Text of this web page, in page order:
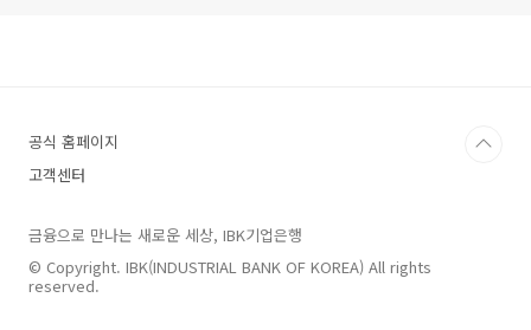
공식 홈페이지
고객센터
금융으로 만나는 새로운 세상, IBK기업은행
© Copyright. IBK(INDUSTRIAL BANK OF KOREA) All rights
reserved.